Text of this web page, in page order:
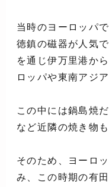
当時のヨーロッパ
徳鎮の磁器が人気
を通じ伊万里港か
ロッパや東南アジ
この中には鍋島焼
など近隣の焼き物
そのため、ヨーロ
み、この時期の有